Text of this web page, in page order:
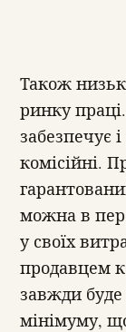
Також
ринку
забезпечує
комісійні.
можна в
у своїх
продавцем
завжди
мінімуму,